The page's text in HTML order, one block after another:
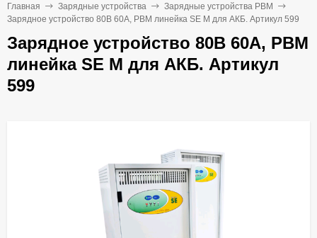
Главная Зарядные устройства
Зарядные устройства PBM
Зарядное устройство 80В 60А, PBM линейка SE M для АКБ. Артикул 599
Зарядное устройство 80В 60А, PBM
линейка SE M для АКБ. Артикул
599